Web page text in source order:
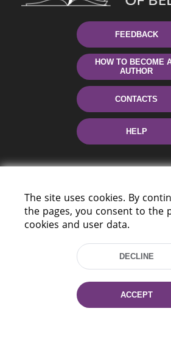
FEEDBACK
HOW TO BECOME
AUTHOR
CONTACTS
HELP
220114, Niezaležnasci Ave. 116,
Fax: (+375 17) 368 97 06
E-mail: inbox@nlb.by
The site uses cookies. By
the pages, you consent to the
cookies and user data.
DECLINE
ACCEPT